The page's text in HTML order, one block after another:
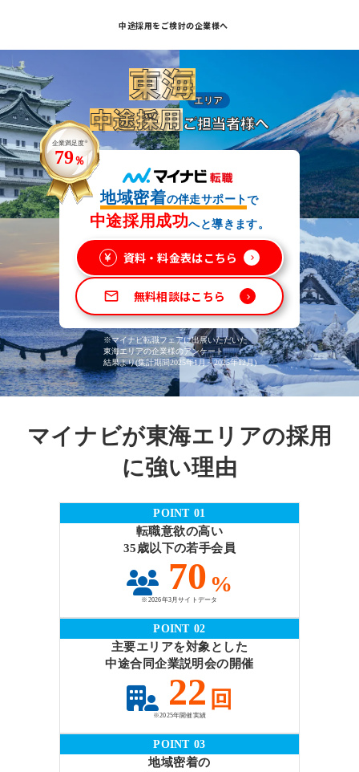
中途採用をご検討の企業様へ
東海エリア
中途採用ご担当者様へ
企業満足度※
79％
地域密着の伴走サポートで
中途採用成功へと導きます。
資料・料金表はこちら keyboard_arrow_right
mail_outline 無料相談はこちら keyboard_arrow_right
※マイナビ転職フェアに出展いただいた
東海エリアの企業様のアンケート
結果より(集計期間2025年1月～2025年12月)
中途採用をご検討の企業様へ
マイナビが東海エリアの採用
に強い理由
POINT 01
転職意欲の高い
35歳以下の若手会員
70 %
※2026年3月サイトデータ
POINT 02
主要エリアを対象とした
中途合同企業説明会の開催
22 回
※2025年開催実績
POINT 03
地域密着の
中途採用をご検討の企業様へ